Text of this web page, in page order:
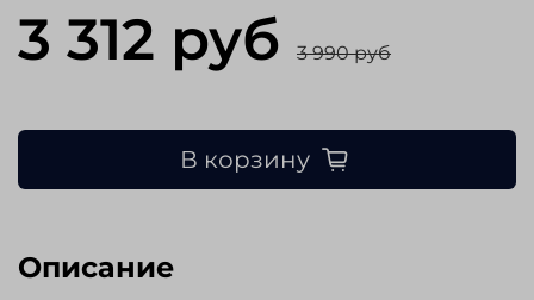
3 312 руб 3 990 руб
В корзину
Описание